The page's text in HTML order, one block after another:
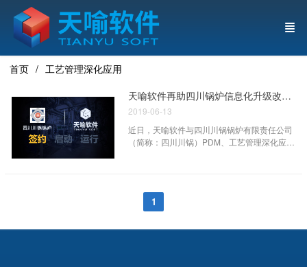
首页
工艺管理深化应用
天喻软件再助四川锅炉信息化升级改造提质增效
2019-06-13
近日，天喻软件与四川川锅锅炉有限责任公司
（简称：四川川锅）PDM、工艺管理深化应用
1